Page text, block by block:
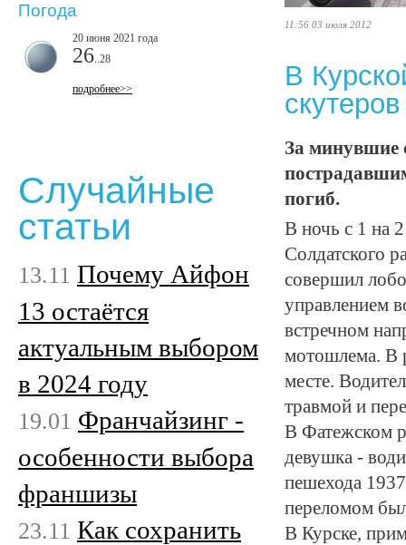
11:56 03 июля 2012
В
За минувшие
погиб.
В ночь с 1 на
Солдатского
совершил
управлением
встречном
мотошлема. В
месте.
травмой и
В Фатежском
девушка -
пешехода
переломом
В Курске,
Погода
20 июня 2021 года
26 ..28
подробнее>>
Случайные
статьи
13.11 Почему Айфон
13 остаётся
актуальным выбором
в 2024 году
19.01 Франчайзинг -
особенности выбора
франшизы
23.11 Как сохранить